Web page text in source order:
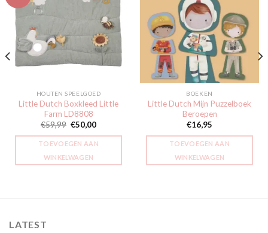
Toevoegen
aan
verlanglijst
HOUTEN SPEELGOED
Little Dutch Boxkleed Little
Farm LD8808
€59,99 Oorspronkelijke
was:
€59,99.
€50,00Huidige
is:
€50,00.
TOEVOEGEN AAN
WINKELWAGEN
Toevoegen
aan
verlanglijst
BOEKEN
Little Dutch Mijn Puzzelboek
Beroepen
€16,95
TOEVOEGEN AAN
WINKELWAGEN
LATEST